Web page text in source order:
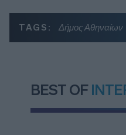
TAGS: Δήμος Αθηναίων
BEST OF